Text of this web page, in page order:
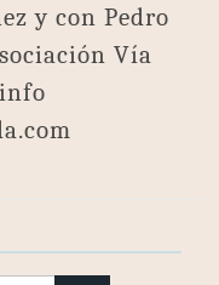
y con Pedro
Vía